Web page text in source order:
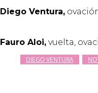
Diego Ventura,
Fauro Aloi, vuelta,
DIEGO VENTURA